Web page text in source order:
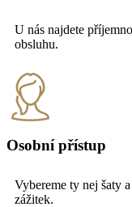
U nás najdete
obsluhu.
Osobní přístup
Vybereme ty nej šaty
zážitek.